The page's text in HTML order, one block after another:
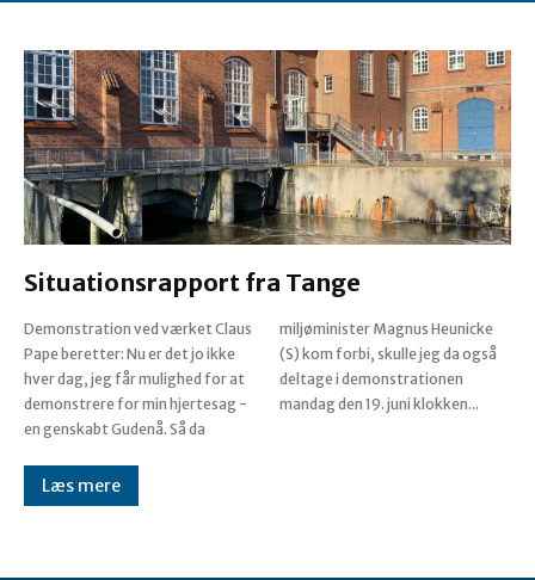
Situationsrapport fra Tange
Demonstration ved værket Claus
Pape beretter: Nu er det jo ikke
hver dag, jeg får mulighed for at
demonstrere for min hjertesag -
en genskabt Gudenå. Så da
miljøminister Magnus Heunicke
(S) kom forbi, skulle jeg da også
deltage i demonstrationen
mandag den 19. juni klokken...
Læs mere